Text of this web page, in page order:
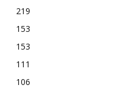
219
153
153
111
106